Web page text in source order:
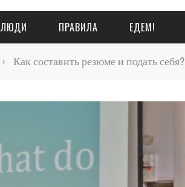
ЛЮДИ ПРАВИЛА ЕДЕМ!
› Как составить резюме и подать себя?